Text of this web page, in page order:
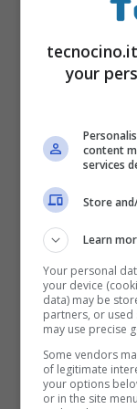
queste
specifico.
Per la
stato, un
limitare
gioiello e si
check-in
libertà agli
avrà un
ossia circa
materiali
your
content
services
Store
Learn
Your personal
your device
data) may be
partners, or used
may use precise
Some vendors
of legitimate
your options
or in the site